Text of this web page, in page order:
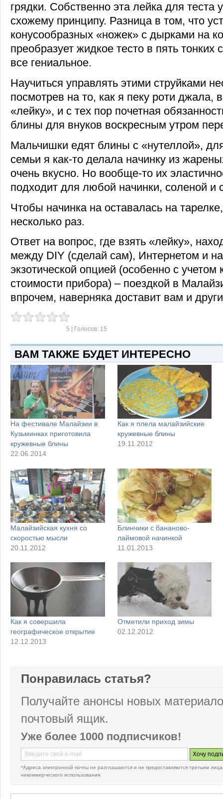
грядки. Собственно эта лейка для теста
схожему принципу. Разница в том, что
конусообразных «ножек» с дырками на
преобразует жидкое тесто в пять тонких
все гениальное.
Научиться управлять этими струйками
посмотрев на то, как я пеку роти джала,
«лейку», и с тех пор почетная
блины для внуков воскресным утром
Мальчишки едят блины с «нутеллой»,
семьи я как-то делала начинку из
очень вкусно. Но вообще-то их
подходит для любой начинки, соленой и
Чтобы начинка на оставалась на
несколько раз.
Ответ на вопрос, где взять «лейку»,
между DIY (сделай сам), Интернетом и
экзотической опцией (особенно с учетом
стоимости прибора) – поездкой в
впрочем, наверняка доставит вам и
5 | Голосов: 15
ВАМ ТАКЖЕ БУДЕТ ИНТЕРЕСНО
На фестивале Малайзии в
Кузьминках приготовила
кружевные блины
22.06.2014
Как я плела малайзийские
кружевные блины
19.11.2012
Малайзийская кухня со
скоростью мысли
20.11.2012
Блинчики с бананово-
лаймовой начинкой
11.01.2013
Как я совершила
географическое открытие
12.12.2013
Отметили приход зимы
02.12.2012
Понравилась статья?
Получайте анонсы новых
почтовый ящик.
Уже более 1000 подписчиков!
*Адреса электронной почты не разглашаются и не предоставляются третьим
некоммерческого использования.